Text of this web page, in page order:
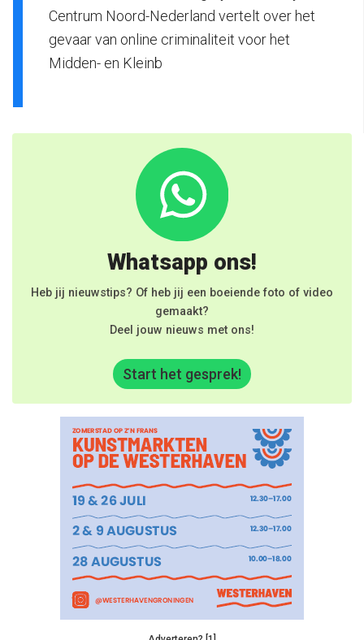
Centrum Noord-Nederland vertelt over het
gevaar van online criminaliteit voor het
Midden- en Kleinb
Whatsapp ons!
Heb jij nieuwstips? Of heb jij een boeiende foto of video
gemaakt?
Deel jouw nieuws met ons!
Start het gesprek!